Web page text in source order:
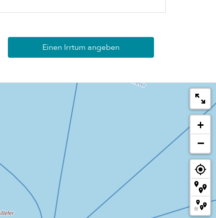
Einen Irrtum angeben
+
−